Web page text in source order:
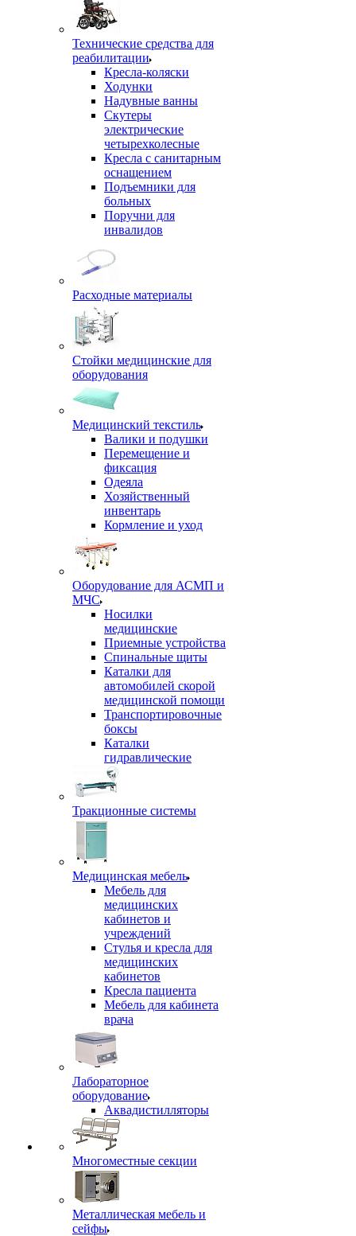
Технические средства для
реабилитации
Кресла-коляски
Ходунки
Надувные ванны
Скутеры
электрические
четырехколесные
Кресла с санитарным
оснащением
Подъемники для
больных
Поручни для
инвалидов
Расходные материалы
Стойки медицинские для
оборудования
Медицинский текстиль
Валики и подушки
Перемещение и
фиксация
Одеяла
Хозяйственный
инвентарь
Кормление и уход
Оборудование для АСМП и
МЧС
Носилки
медицинские
Приемные устройства
Спинальные щиты
Каталки для
автомобилей скорой
медицинской помощи
Транспортировочные
боксы
Каталки
гидравлические
Тракционные системы
Медицинская мебель
Мебель для
медицинских
кабинетов и
учреждений
Стулья и кресла для
медицинских
кабинетов
Кресла пациента
Мебель для кабинета
врача
Лабораторное
оборудование
Аквадистилляторы
Многоместные секции
Металлическая мебель и
сейфы